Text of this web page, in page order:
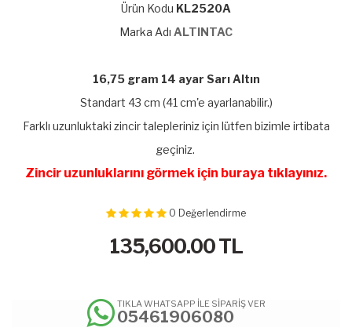
Ürün Kodu KL2520A
Marka Adı ALTINTAC
16,75 gram 14 ayar Sarı Altın
Standart 43 cm (41 cm'e ayarlanabilir.)
Farklı uzunluktaki zincir talepleriniz için lütfen bizimle irtibata
geçiniz.
Zincir uzunluklarını görmek için buraya tıklayınız.
0 Değerlendirme
135,600.00TL
TIKLA WHATSAPP İLE SİPARİŞ VER
05461906080